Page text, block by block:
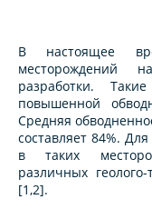
В настоящее
месторождений
разработки.
повышенной
Средняя
составляет 84%.
в таких
различных
[1,2].